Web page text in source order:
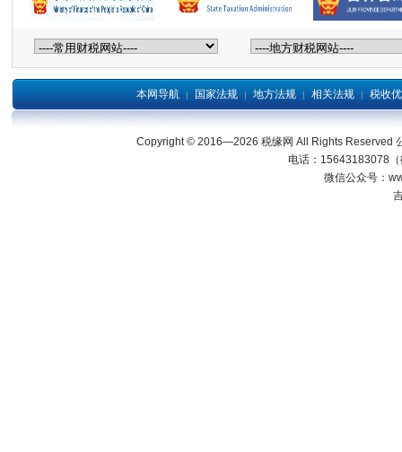
本网导航 | 国家法规 | 地方法规 | 相关法规 | 税收
Copyright © 2016—2026 税缘网 All Rights Reserved
电话：15643183078
微信公众号：